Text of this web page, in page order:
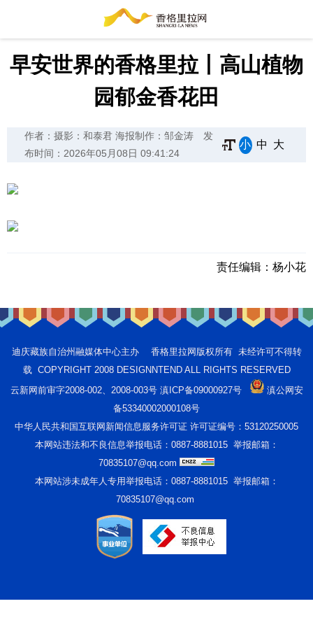
早安世界的香格里拉丨高山植物
园郁金香花田
作者：摄影：和泰君 海报制作：邹金涛
发
布时间：2026年05月08日 09:41:24
小 中 大
责任编辑： 杨小花
迪庆藏族自治州融媒体中心主办 香格里拉网版权所有 未经许可不得转
载 COPYRIGHT 2008 DESIGNNTEND ALL RIGHTS RESERVED
云新网前审字2008-002、2008-003号 滇ICP备09000927号
滇公网安
备53340002000108号
中华人民共和国互联网新闻信息服务许可证 许可证编号：53120250005
本网站违法和不良信息举报电话：0887-8881015 举报邮箱：
70835107@qq.com
本网站涉未成年人专用举报电话：0887-8881015 举报邮箱：
70835107@qq.com